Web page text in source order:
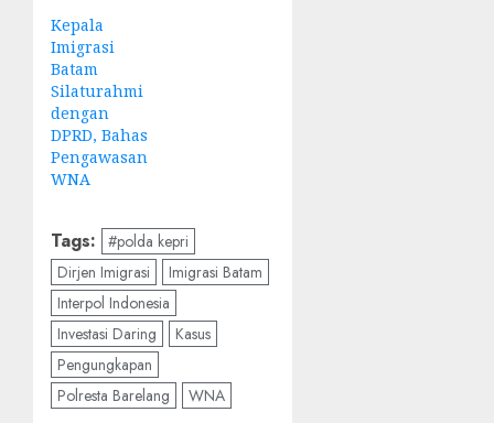
Kepala
Imigrasi
Batam
Silaturahmi
dengan
DPRD, Bahas
Pengawasan
WNA
Tags: #polda kepri
Dirjen Imigrasi
Imigrasi Batam
Interpol Indonesia
Investasi Daring
Kasus
Pengungkapan
Polresta Barelang
WNA